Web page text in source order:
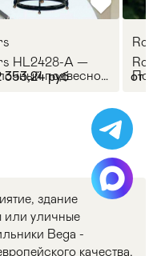
HL2428-A —
подвесной
OUTDOOR
353,24 руб от
здание
или уличные
Bega -
качества.